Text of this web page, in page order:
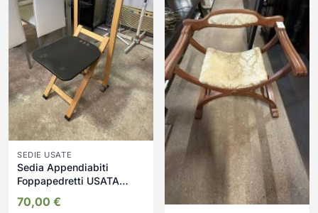
SEDIE USATE
Sedia Appendiabiti
Foppapedretti USATA
70,00 €